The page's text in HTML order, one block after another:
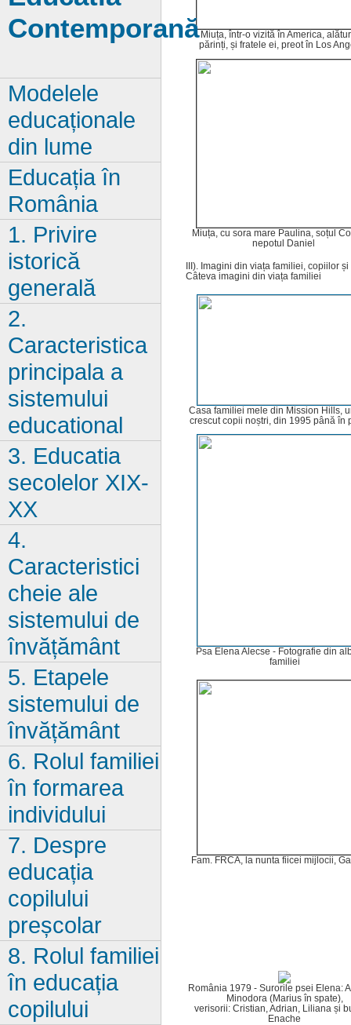
Miuța, într-o vizită în America,
părinți, și fratele ei, preot în Los
Miuța, cu sora mare Paulina, soțul
nepotul Daniel
III). Imagini din viața familiei, copiilor
Câteva imagini din viața familiei
Casa familiei mele din Mission Hills,
crescut copii noștri, din 1995 până în
Psa Elena Alecse - Fotografie din
familiei
Fam. FRCA, la nunta fiicei mijlocii,
România 1979 - Surorile psei Elena:
Minodora (Marius în spate),
verisorii: Cristian, Adrian, Liliana și
Enache
Contemporană
Modelele
educaționale
din lume
Educația în
România
1. Privire
istorică
generală
2.
Caracteristica
principala a
sistemului
educational
3. Educatia
secolelor XIX-
XX
4.
Caracteristici
cheie ale
sistemului de
învățământ
5. Etapele
sistemului de
învățământ
6. Rolul familiei
în formarea
individului
7. Despre
educația
copilului
preșcolar
8. Rolul familiei
în educația
copilului